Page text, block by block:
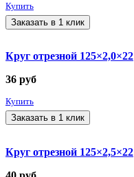
Купить
Заказать в 1 клик
Круг отрезной 125×2,0×22
36 руб
Купить
Заказать в 1 клик
Круг отрезной 125×2,5×22